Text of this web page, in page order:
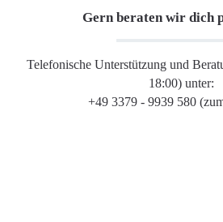
Gern beraten wir dich
Telefonische Unterstützung und
18:00) unter:
+49 3379 - 9939 580